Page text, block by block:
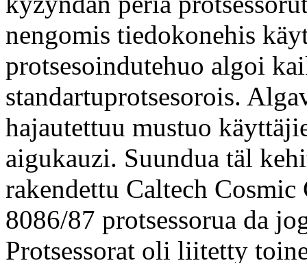
nengomis tiedokonehis
protsesoindutehuo algoi
standartuprotsesorois.
hajautettuu mustuo
aigukauzi. Suundua täl
rakendettu Caltech
8086/87 protsessorua da
Protsessorat oli liitetty